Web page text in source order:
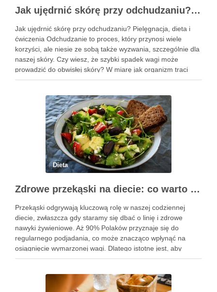
Jak ujędrnić skórę przy odchudzaniu? Pielęgnacja i skuteczne metody
Jak ujędrnić skórę przy odchudzaniu? Pielęgnacja, dieta i
ćwiczenia Odchudzanie to proces, który przynosi wiele
korzyści, ale niesie ze sobą także wyzwania, szczególnie dla
naszej skóry. Czy wiesz, że szybki spadek wagi może
prowadzić do obwisłej skóry? W miarę jak organizm traci
nadmiar tkanki tłuszczowej, skóra często nie nadąża za …
Dieta
Zdrowe przekąski na diecie: co warto wiedzieć i wybrać?
Przekąski odgrywają kluczową rolę w naszej codziennej
diecie, zwłaszcza gdy staramy się dbać o linię i zdrowe
nawyki żywieniowe. Aż 90% Polaków przyznaje się do
regularnego podjadania, co może znacząco wpłynąć na
osiągnięcie wymarzonej wagi. Dlatego istotne jest, aby
wybierać przekąski, które są lekkostrawne, niskokaloryczne i